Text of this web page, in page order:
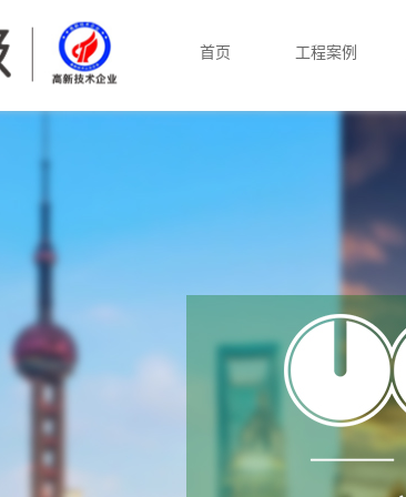
首页 工程案例